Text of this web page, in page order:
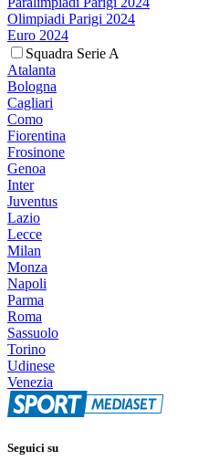
Olimpiadi Parigi 2024
Euro 2024
Squadra Serie A
Atalanta
Bologna
Cagliari
Como
Fiorentina
Frosinone
Genoa
Inter
Juventus
Lazio
Lecce
Milan
Monza
Napoli
Parma
Roma
Sassuolo
Torino
Udinese
Venezia
Seguici su